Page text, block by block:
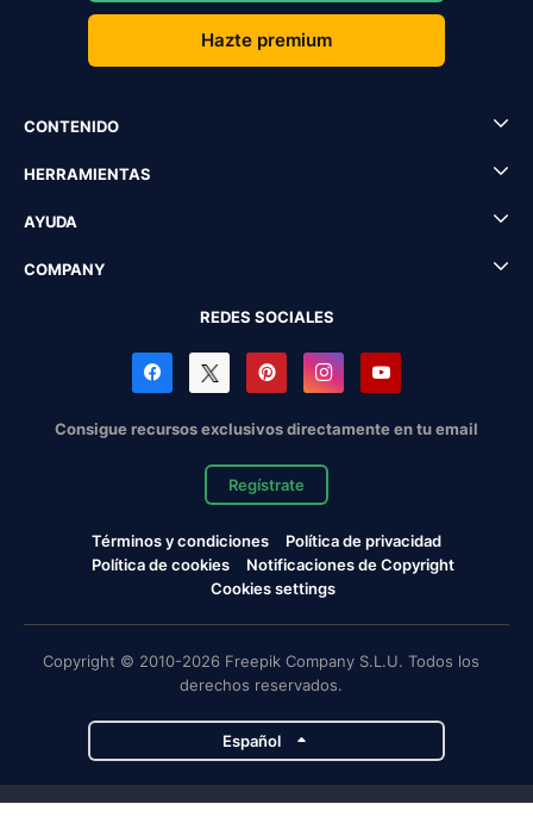
Hazte premium
CONTENIDO
HERRAMIENTAS
AYUDA
COMPANY
REDES SOCIALES
Consigue recursos exclusivos directamente en tu email
Regístrate
Términos y condiciones
Política de privacidad
Política de cookies
Notificaciones de Copyright
Cookies settings
Copyright © 2010-2026 Freepik Company S.L.U. Todos los
derechos reservados.
Español